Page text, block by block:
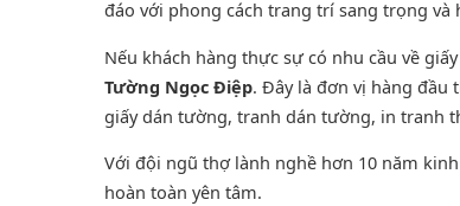
đáo với phong cách trang trí sang trọng và
Nếu khách hàng thực sự có nhu cầu về
Tường Ngọc Điệp. Đây là đơn vị hàng đầu
giấy dán tường, tranh dán tường, in tranh
Với đội ngũ thợ lành nghề hơn 10 năm
hoàn toàn yên tâm.